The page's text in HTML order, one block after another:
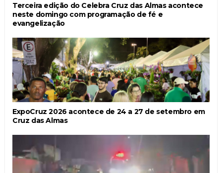
Terceira edição do Celebra Cruz das Almas acontece
neste domingo com programação de fé e
evangelização
ExpoCruz 2026 acontece de 24 a 27 de setembro em
Cruz das Almas